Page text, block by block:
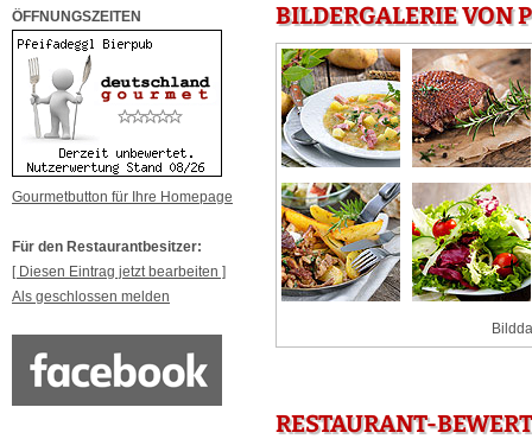
ÖFFNUNGSZEITEN
Gourmetbutton für Ihre Homepage
Für den Restaurantbesitzer:
[ Diesen Eintrag jetzt bearbeiten ]
Als geschlossen melden
BILDERGALERIE VON
RESTAURANT-